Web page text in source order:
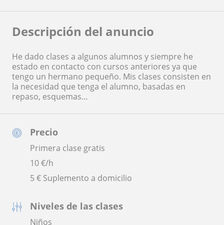
Precio
Primera clase gratis
10€/h
5 € Suplemento a domicilio
Niveles de las clases
Niños
Descripción del anuncio
He dado clases a algunos alumnos y siempre he
estado en contacto con cursos anteriores ya que
tengo un hermano pequeño. Mis clases consisten en
la necesidad que tenga el alumno, basadas en
repaso, esquemas…